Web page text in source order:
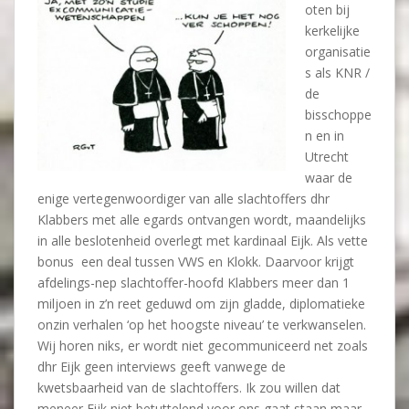
oten bij
kerkelijke
organisatie
s als KNR /
de
bisschoppe
n en in
Utrecht
waar de
enige vertegenwoordiger van alle slachtoffers dhr
Klabbers met alle egards ontvangen wordt, maandelijks
in alle beslotenheid overlegt met kardinaal Eijk. Als vette
bonus een deal tussen VWS en Klokk. Daarvoor krijgt
afdelings-nep slachtoffer-hoofd Klabbers meer dan 1
miljoen in z’n reet geduwd om zijn gladde, diplomatieke
onzin verhalen ‘op het hoogste niveau’ te verkwanselen.
Wij horen niks, er wordt niet gecommuniceerd net zoals
dhr Eijk geen interviews geeft vanwege de
kwetsbaarheid van de slachtoffers. Ik zou willen dat